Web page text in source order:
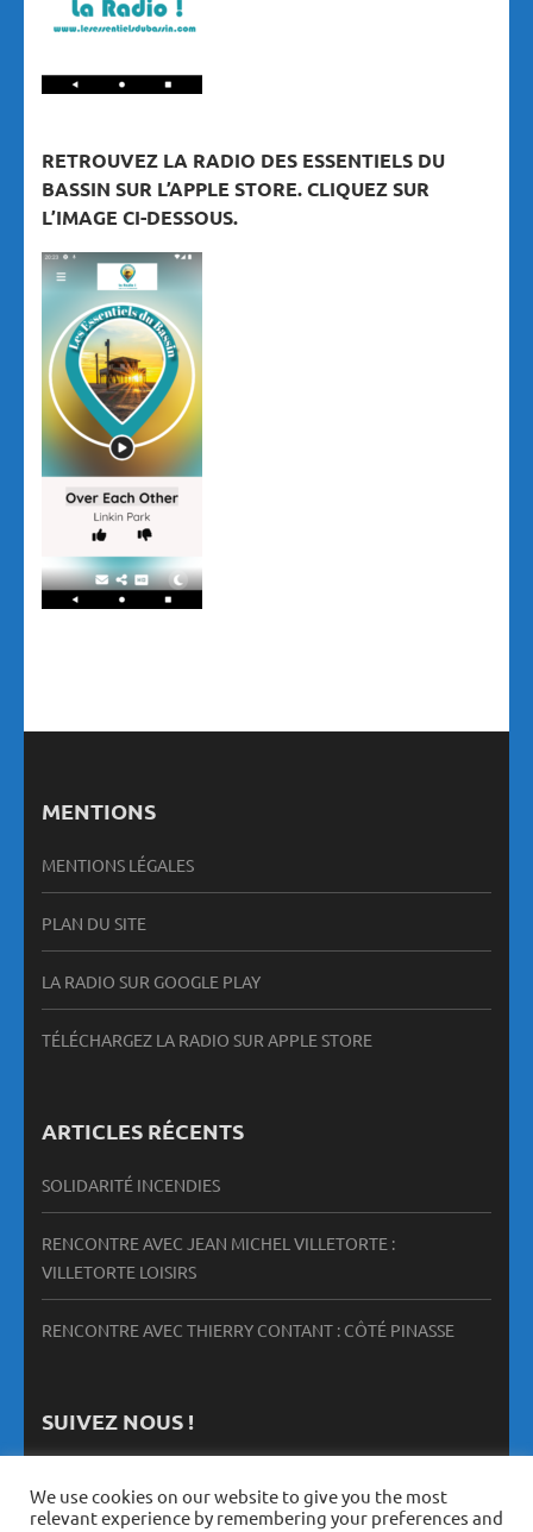
RETROUVEZ LA RADIO DES ESSENTIELS DU
BASSIN SUR L’APPLE STORE. CLIQUEZ SUR
L’IMAGE CI-DESSOUS.
MENTIONS
MENTIONS LÉGALES
PLAN DU SITE
LA RADIO SUR GOOGLE PLAY
TÉLÉCHARGEZ LA RADIO SUR APPLE STORE
ARTICLES RÉCENTS
SOLIDARITÉ INCENDIES
RENCONTRE AVEC JEAN MICHEL VILLETORTE :
VILLETORTE LOISIRS
RENCONTRE AVEC THIERRY CONTANT : CÔTÉ PINASSE
SUIVEZ NOUS !
We use cookies on our website to give you the most
relevant experience by remembering your preferences and